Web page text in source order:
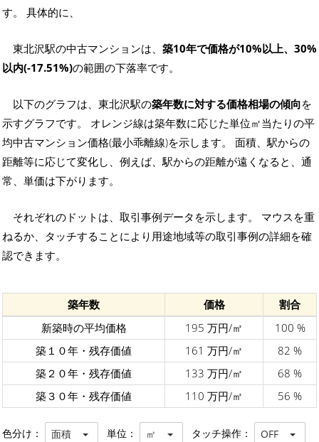
す。 具体的に、
東北沢駅の中古マンションは、 築10年で価格が10%以上、30%
以内(-17.51%)の範囲の下落率です。
以下のグラフは、東北沢駅の築年数に対する価格相場の傾向を
示すグラフです。 オレンジ線は築年数に応じた単位㎡当たりの平
均中古マンション価格(最小乖離線)を示します。 面積、駅からの
距離等に応じて変化し、例えば、駅からの距離が遠くなると、通
常、単価は下がります。
それぞれのドットは、取引事例データを示します。 マウスを重
ねるか、タッチすることにより用途地域等の取引事例の詳細を確
認できます。
築年数 価格
割合
新築時の平均価格
195 万円/㎡
100 %
築１０年・残存価値
161 万円/㎡
82 %
築２０年・残存価値
133 万円/㎡
68 %
築３０年・残存価値
110 万円/㎡ 56 %
色分け： 面積 単位： ㎡ タッチ操作： OFF